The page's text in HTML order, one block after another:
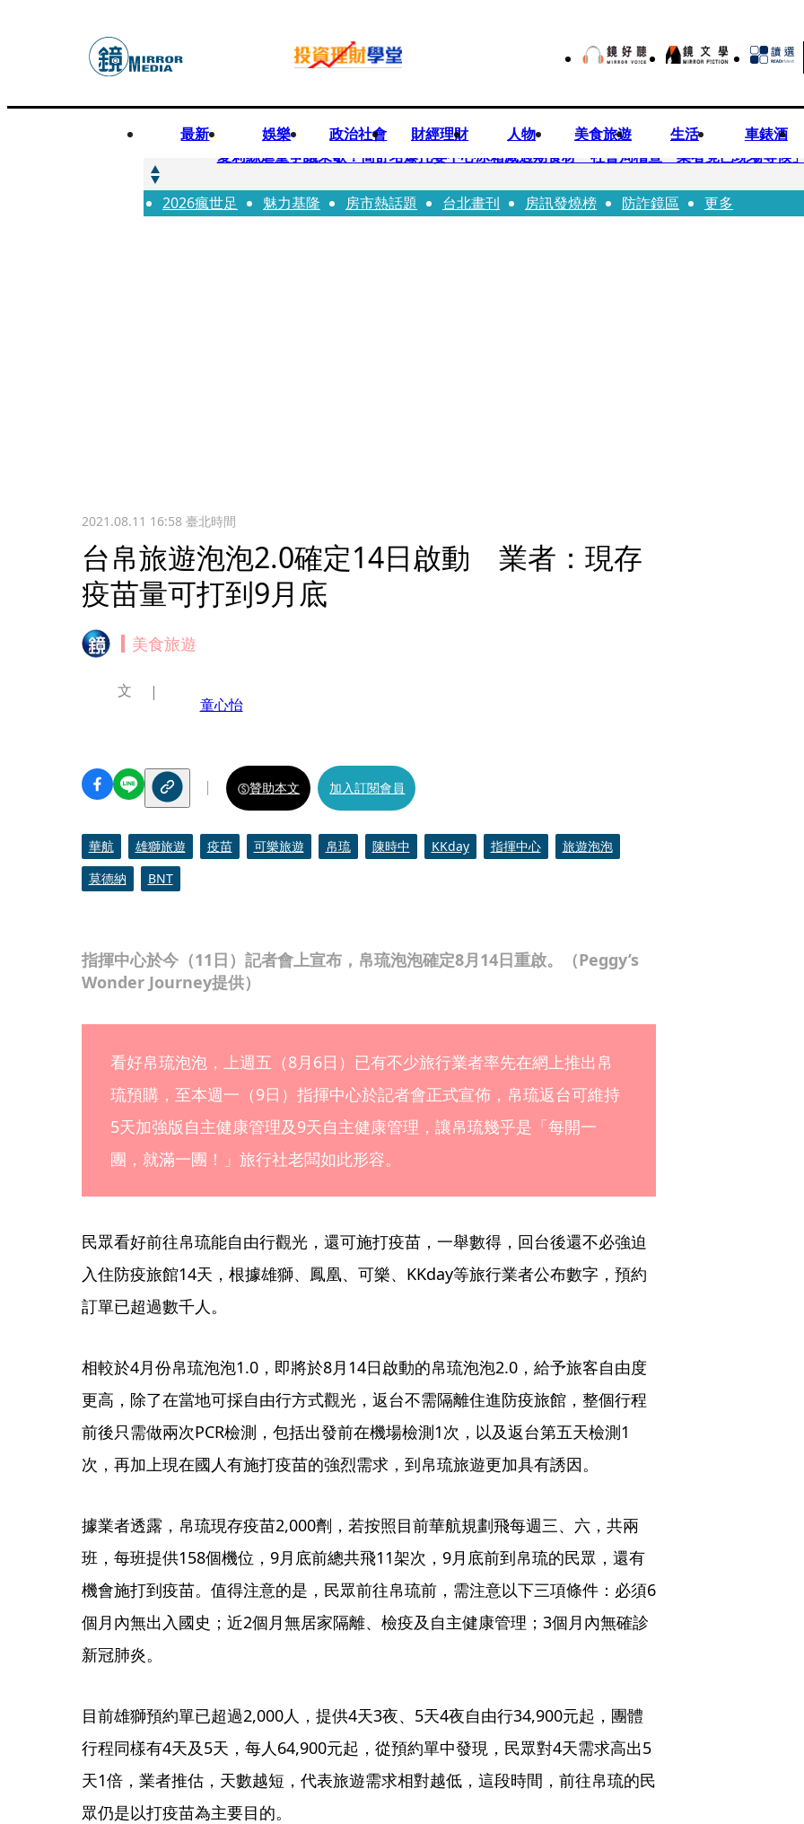
最新 娛樂 政治社會 財經理財 人物 美食旅遊 生活 車錶酒
快訊
夏莉絲虐童爭議未歇！簡舒培爆托嬰中心冰箱藏過期食材 社會局稽查「業者竟已現場等候
快訊
疊單計時算法現歧異 外送工會開戰Uber Eats
2026瘋世足 魅力基隆 房市熱話題 台北畫刊 房訊發燒榜 防詐鏡區 更多
2021.08.11 16:58臺北時間
台帛旅遊泡泡2.0確定14日啟動 業者：現存
疫苗量可打到9月底
美食旅遊
指揮中心於今（11日）記者會上宣布，帛琉泡泡確定8月14日重啟。（Peggy’s
Wonder Journey提供）
文
童心怡
贊助本文 加入訂閱會員
華航 雄獅旅遊 疫苗 可樂旅遊 帛琉 陳時中 KKday 指揮中心
旅遊泡泡
莫德納
BNT
看好帛琉泡泡，上週五（8月6日）已有不少旅行業者率先在網上推出帛
琉預購，至本週一（9日）指揮中心於記者會正式宣佈，帛琉返台可維持
5天加強版自主健康管理及9天自主健康管理，讓帛琉幾乎是「每開一
團，就滿一團！」旅行社老闆如此形容。
民眾看好前往帛琉能自由行觀光，還可施打疫苗，一舉數得，回台後還不必強迫
入住防疫旅館14天，根據雄獅、鳳凰、可樂、KKday等旅行業者公布數字，預約
訂單已超過數千人。
相較於4月份帛琉泡泡1.0，即將於8月14日啟動的帛琉泡泡2.0，給予旅客自由度
更高，除了在當地可採自由行方式觀光，返台不需隔離住進防疫旅館，整個行程
前後只需做兩次PCR檢測，包括出發前在機場檢測1次，以及返台第五天檢測1
次，再加上現在國人有施打疫苗的強烈需求，到帛琉旅遊更加具有誘因。
據業者透露，帛琉現存疫苗2,000劑，若按照目前華航規劃飛每週三、六，共兩
班，每班提供158個機位，9月底前總共飛11架次，9月底前到帛琉的民眾，還有
機會施打到疫苗。值得注意的是，民眾前往帛琉前，需注意以下三項條件：必須6
個月內無出入國史；近2個月無居家隔離、檢疫及自主健康管理；3個月內無確診
新冠肺炎。
目前雄獅預約單已超過2,000人，提供4天3夜、5天4夜自由行34,900元起，團體
行程同樣有4天及5天，每人64,900元起，從預約單中發現，民眾對4天需求高出5
天1倍，業者推估，天數越短，代表旅遊需求相對越低，這段時間，前往帛琉的民
眾仍是以打疫苗為主要目的。